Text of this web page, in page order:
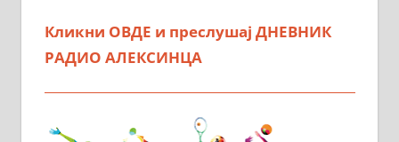
Кликни ОВДЕ и преслушај ДНЕВНИК
РАДИО АЛЕКСИНЦА